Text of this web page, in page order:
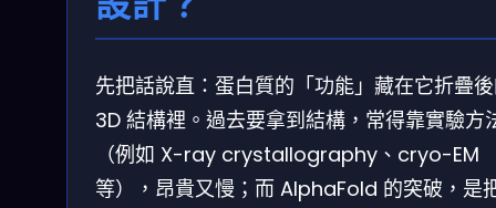
先把話說直：蛋白質的「功能」藏在它折疊
3D 結構裡。過去要拿到結構，常得靠實驗方
（例如 X-ray crystallography、cryo-EM
等），昂貴又慢；而 AlphaFold 的突破，是